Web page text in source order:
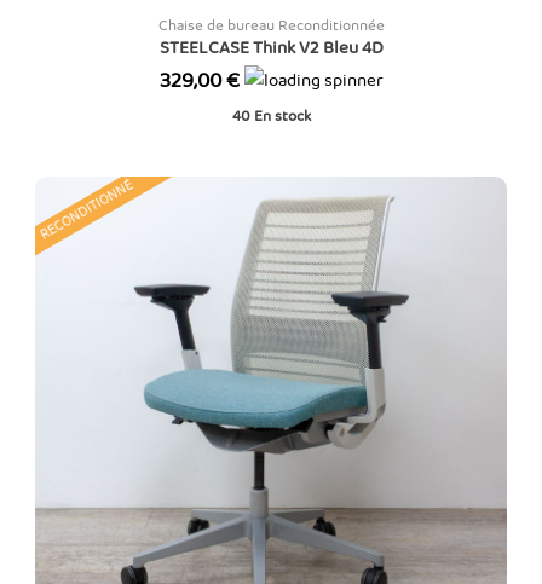
Chaise de bureau Reconditionnée
STEELCASE Think V2 Bleu 4D
Prix
329,00 €
40 En stock
RECONDITIONNÉ